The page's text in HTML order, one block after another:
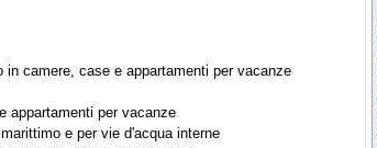
camere, case e appartamenti per vacanze
appartamenti per vacanze
e per vie d'acqua interne